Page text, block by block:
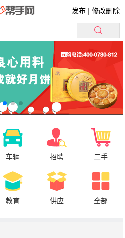
发布 |修改删除
车辆 招聘 二手
教育 供应 全部